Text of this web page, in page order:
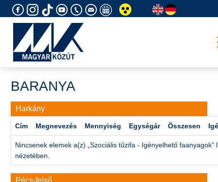
to
BARANYA
Harkány
Cím Megnevezés Mennyiség Egységár Összesen
Nincsenek elemek a(z) „Szociális tűzifa - Igényelhető faanyagok”
nézetében.
Pécs-felső